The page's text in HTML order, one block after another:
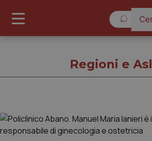
Regioni e Asl